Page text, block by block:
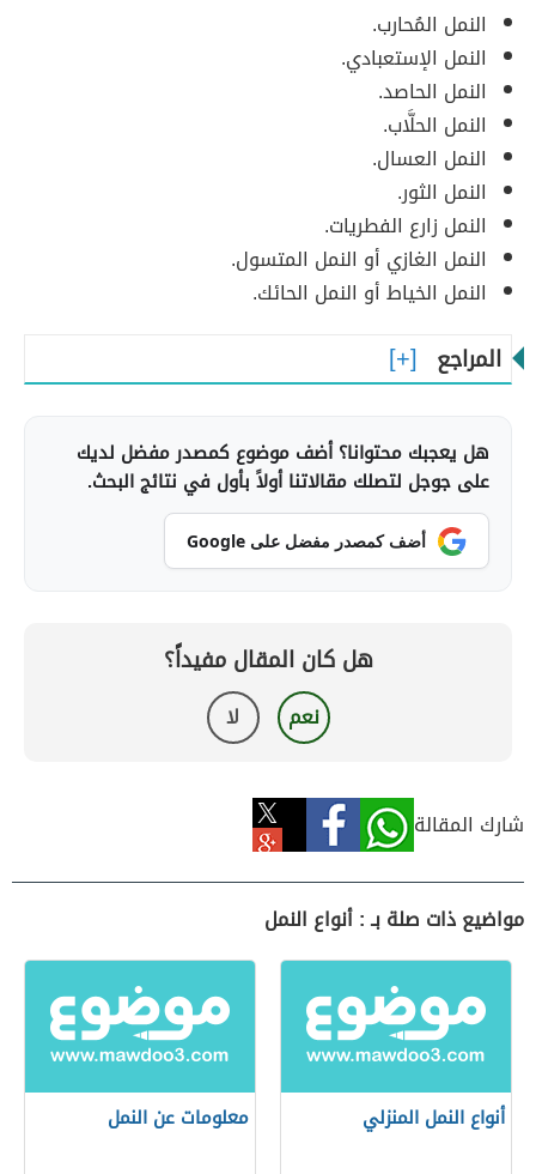
النمل المُحارب.
النمل الإستعبادي.
النمل الحاصد.
النمل الحلَّاب.
النمل العسال.
النمل الثور.
النمل زارع الفطريات.
النمل الغازي أو النمل المتسول.
النمل الخياط أو النمل الحائك.
المراجع
هل يعجبك محتوانا؟ أضف موضوع كمصدر مفضل لديك
على جوجل لتصلك مقالاتنا أولاً بأول في نتائج البحث.
أضف كمصدر مفضل على Google
هل كان المقال مفيداً؟
نعم لا
شارك المقالة
مواضيع ذات صلة بـ : أنواع النمل
أنواع النمل المنزلي معلومات عن النمل